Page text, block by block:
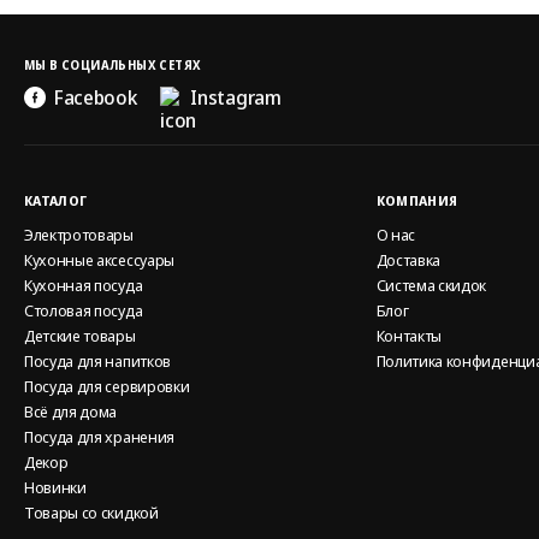
МЫ В СОЦИАЛЬНЫХ СЕТЯХ
Facebook Instagram
КАТАЛОГ
Электротовары
Кухонные аксессуары
Кухонная посуда
Столовая посуда
Детские товары
Посуда для напитков
Посуда для сервировки
Всё для дома
Посуда для хранения
Декор
Новинки
Товары со скидкой
КОМПАНИЯ
О нас
Доставка
Система скидок
Блог
Контакты
Политика